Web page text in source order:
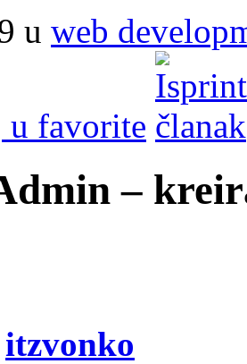
u web
u favorite
–
itzvonko